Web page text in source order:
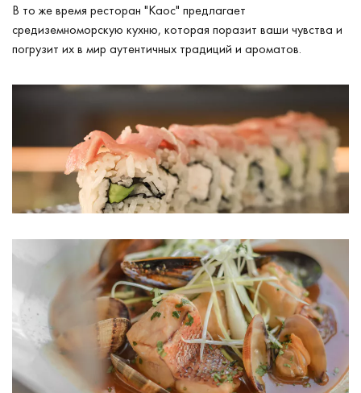
В то же время ресторан "Каос" предлагает
средиземноморскую кухню, которая поразит ваши чувства и
погрузит их в мир аутентичных традиций и ароматов.